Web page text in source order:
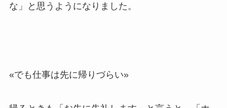
な」と思うようになりました。
«でも仕事は先に帰りづらい»